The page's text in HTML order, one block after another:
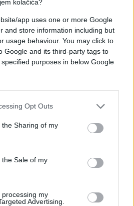
kolačića?
app uses one or more Google
and store information including but
usage behaviour. You may click to
Google and its third-party tags to
purposes in below Google
Opt Outs
Sharing of my
Sale of my
my
Advertising.
je u posjeti Banjoj Luci,
održao predavanje o
u Bosni i
osvrtom na ulogu
njene ciljeve i aktivnosti.
Luci, ambasador Moore će
gradonačelnikom
Ćulumom.